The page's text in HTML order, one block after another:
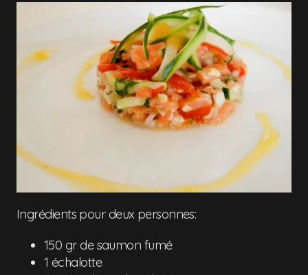
Ingrédients pour deux personnes:
150 gr de saumon fumé
1 échalotte